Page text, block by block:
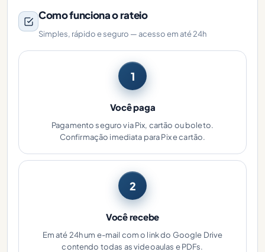
Como funciona o rateio
Simples, rápido e seguro — acesso em até 24h
1
Você paga
Pagamento seguro via Pix, cartão ou boleto.
Confirmação imediata para Pix e cartão.
2
Você recebe
Em até 24h um e-mail com o link do Google Drive
contendo todas as videoaulas e PDFs.